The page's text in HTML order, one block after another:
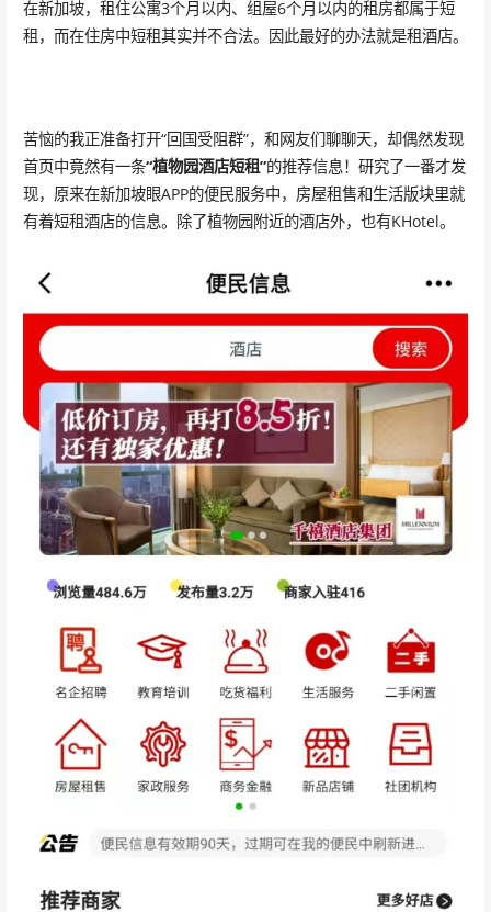
在新加坡，租住公寓3个月以内、组屋6个月以内的租房都属于短
租，而在住房中短租其实并不合法。因此最好的办法就是租酒店。
苦恼的我正准备打开“回国受阻群”，和网友们聊聊天，却偶然发现
首页中竟然有一条“植物园酒店短租”的推荐信息！研究了一番才发
现，原来在新加坡眼APP的便民服务中，房屋租售和生活版块里就
有着短租酒店的信息。除了植物园附近的酒店外，也有KHotel。